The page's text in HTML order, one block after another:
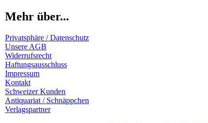
Mehr über...
Privatsphäre / Datenschutz
Unsere AGB
Widerrufsrecht
Haftungsausschluss
Impressum
Kontakt
Schweizer Kunden
Antiquariat / Schnäppchen
Verlagspartner